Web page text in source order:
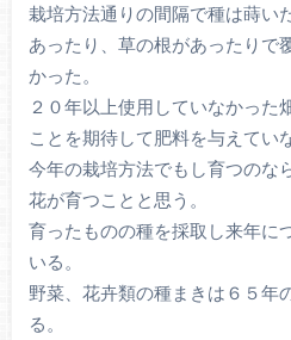
栽培方法通りの間隔で種は蒔い
あったり、草の根があったりで
かった。
２０年以上使用していなかった
ことを期待して肥料を与えてい
今年の栽培方法でもし育つのな
花が育つことと思う。
育ったものの種を採取し来年に
いる。
野菜、花卉類の種まきは６５年
る。